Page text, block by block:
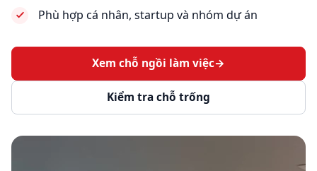
Phù hợp cá nhân, startup và nhóm dự án
Xem chỗ ngồi làm việc→
Kiểm tra chỗ trống